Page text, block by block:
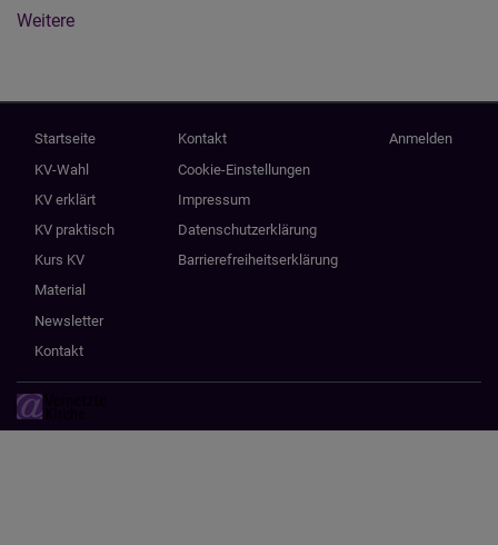
Weitere
Hauptnavigation
Startseite
KV-Wahl
KV erklärt
KV praktisch
Kurs KV
Material
Newsletter
Kontakt
Fußbereichsmenü
Kontakt
Cookie-Einstellungen
Impressum
Datenschutzerklärung
Barrierefreiheitserklärung
Benutzermenü
Anmelden